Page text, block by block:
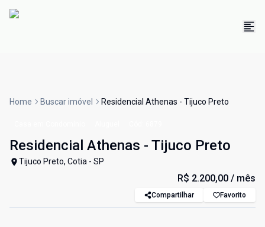
Home Buscar imóvel Residencial Athenas - Tijuco Preto
Residencial Athenas - Tijuco Preto
Tijuco Preto, Cotia - SP
R$ 2.200,00 / mês
Compartilhar Favorito